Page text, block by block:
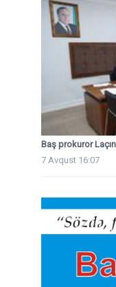
Baş prokuror
7 Avqust 16:07